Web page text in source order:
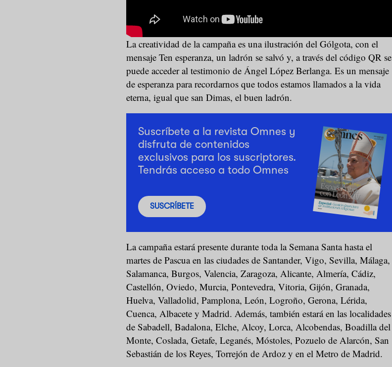
La creatividad de la campaña es una ilustración del Gólgota, con el
mensaje Ten esperanza, un ladrón se salvó y, a través del código QR se
puede acceder al testimonio de Ángel López Berlanga. Es un mensaje
de esperanza para recordarnos que todos estamos llamados a la vida
eterna, igual que san Dimas, el buen ladrón.
Suscríbete a la revista Omnes y
disfruta de contenidos
exclusivos para los suscriptores.
Tendrás acceso a todo Omnes
SUSCRÍBETE
La campaña estará presente durante toda la Semana Santa hasta el
martes de Pascua en las ciudades de Santander, Vigo, Sevilla, Málaga,
Salamanca, Burgos, Valencia, Zaragoza, Alicante, Almería, Cádiz,
Castellón, Oviedo, Murcia, Pontevedra, Vitoria, Gijón, Granada,
Huelva, Valladolid, Pamplona, León, Logroño, Gerona, Lérida,
Cuenca, Albacete y Madrid. Además, también estará en las localidades
de Sabadell, Badalona, Elche, Alcoy, Lorca, Alcobendas, Boadilla del
Monte, Coslada, Getafe, Leganés, Móstoles, Pozuelo de Alarcón, San
Sebastián de los Reyes, Torrejón de Ardoz y en el Metro de Madrid.